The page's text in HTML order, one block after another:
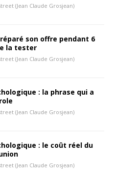
(Jean Claude Grosjean)
son offre pendant 6
la tester
(Jean Claude Grosjean)
: la phrase qui a
(Jean Claude Grosjean)
: le coût réel du
(Jean Claude Grosjean)